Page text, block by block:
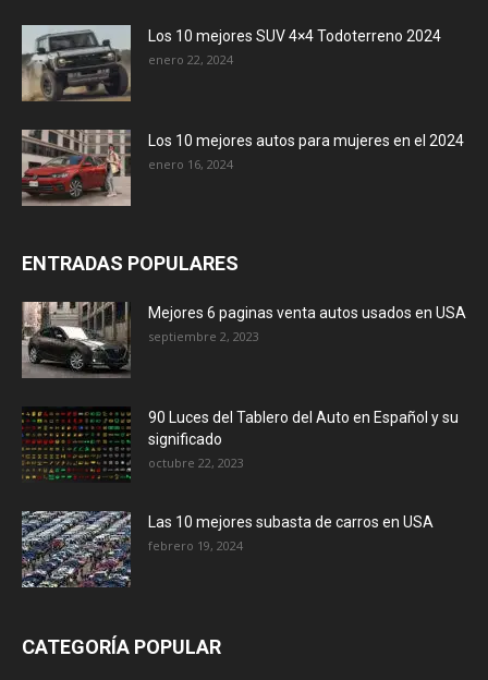
Los 10 mejores SUV 4×4 Todoterreno 2024
enero 22, 2024
Los 10 mejores autos para mujeres en el 2024
enero 16, 2024
ENTRADAS POPULARES
Mejores 6 paginas venta autos usados en USA
septiembre 2, 2023
90 Luces del Tablero del Auto en Español y su
significado
octubre 22, 2023
Las 10 mejores subasta de carros en USA
febrero 19, 2024
CATEGORÍA POPULAR